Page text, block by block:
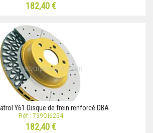
182,40 €
Y61 Disque de frein renforcé DBA
Réf.: 739OI6254
182,40 €